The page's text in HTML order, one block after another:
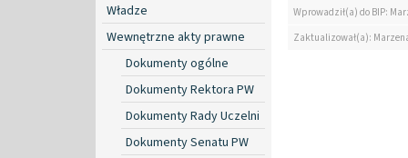
Władze
Wewnętrzne akty prawne
Dokumenty ogólne
Dokumenty Rektora PW
Dokumenty Rady Uczelni
Dokumenty Senatu PW
Wprowadził(a) do BIP:
Zaktualizował(a):